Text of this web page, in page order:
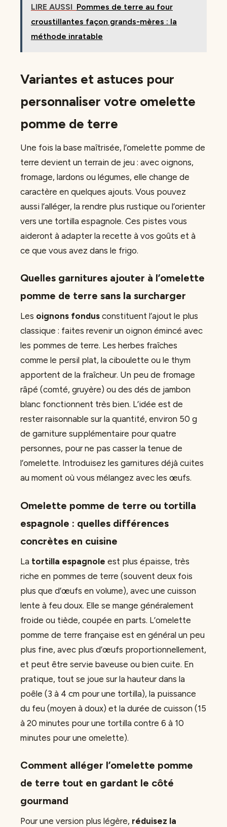
LIRE AUSSI Pommes de terre au four
croustillantes façon grands-mères : la
méthode inratable
Variantes et astuces pour
personnaliser votre omelette
pomme de terre
Une fois la base maîtrisée, l’omelette pomme de
terre devient un terrain de jeu : avec oignons,
fromage, lardons ou légumes, elle change de
caractère en quelques ajouts. Vous pouvez
aussi l’alléger, la rendre plus rustique ou l’orienter
vers une tortilla espagnole. Ces pistes vous
aideront à adapter la recette à vos goûts et à
ce que vous avez dans le frigo.
Quelles garnitures ajouter à l’omelette
pomme de terre sans la surcharger
Les oignons fondus constituent l’ajout le plus
classique : faites revenir un oignon émincé avec
les pommes de terre. Les herbes fraîches
comme le persil plat, la ciboulette ou le thym
apportent de la fraîcheur. Un peu de fromage
râpé (comté, gruyère) ou des dés de jambon
blanc fonctionnent très bien. L’idée est de
rester raisonnable sur la quantité, environ 50 g
de garniture supplémentaire pour quatre
personnes, pour ne pas casser la tenue de
l’omelette. Introduisez les garnitures déjà cuites
au moment où vous mélangez avec les œufs.
Omelette pomme de terre ou tortilla
espagnole : quelles différences
concrètes en cuisine
La tortilla espagnole est plus épaisse, très
riche en pommes de terre (souvent deux fois
plus que d’œufs en volume), avec une cuisson
lente à feu doux. Elle se mange généralement
froide ou tiède, coupée en parts. L’omelette
pomme de terre française est en général un peu
plus fine, avec plus d’œufs proportionnellement,
et peut être servie baveuse ou bien cuite. En
pratique, tout se joue sur la hauteur dans la
poêle (3 à 4 cm pour une tortilla), la puissance
du feu (moyen à doux) et la durée de cuisson (15
à 20 minutes pour une tortilla contre 6 à 10
minutes pour une omelette).
Comment alléger l’omelette pomme
de terre tout en gardant le côté
gourmand
Pour une version plus légère, réduisez la